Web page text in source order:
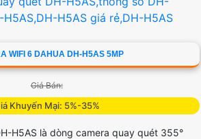
256GB ONVIF và điều khiển từ xa
WIFI 6 DAHUA DH-H5AS 5MP
Giá Bán:
Khuyến Mại: 5%-35%
H5AS là dòng camera quay quét 355°